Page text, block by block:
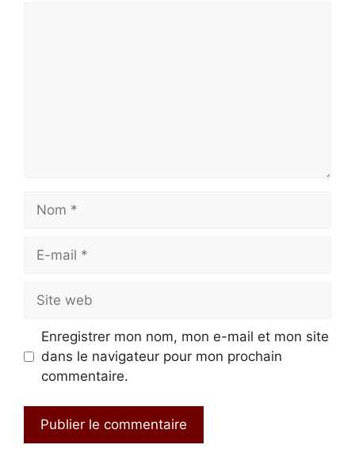
mail
web
Enregistrer mon nom, mon e-mail et mon site
dans le navigateur pour mon prochain
commentaire.